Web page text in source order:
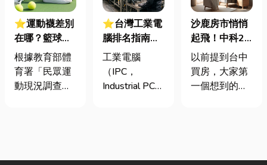
⭐運動襪差別
在哪？籃球、
慢跑、排球襪
挑選全攻略，
穿對了運動不
根據教育部體
育署「民眾運
動現況調查」
與各類球類運
⭐台灣工業電
腦排名指南：
台灣三大工業
電腦龍頭有哪
些？工廠採購
工業電腦
（IPC，
Industrial PC）
的硬體運算平
沙鹿房市悄悄
起飛！中科2
期＋台積電效
應發酵，現在
很多人開始看
以前提到台中
買房，大家第
一個想到的大
度越來越高